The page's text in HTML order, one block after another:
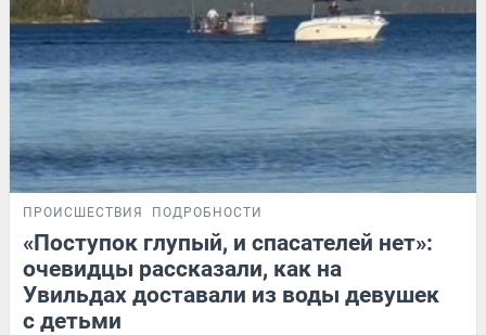
ПРОИСШЕСТВИЯ ПОДРОБНОСТИ
«Поступок глупый, и спасателей нет»:
очевидцы рассказали, как на
Увильдах доставали из воды девушек
с детьми